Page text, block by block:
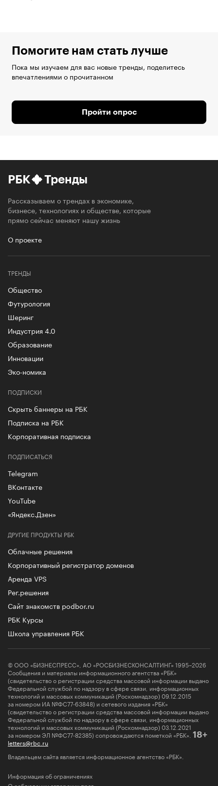
Помогите нам стать лучше
Пока мы изучаем для вас новые тренды, поделитесь
впечатлениями о прочитанном
Пройти опрос
РБК Тренды
Рассказываем о трендах в экономике,
бизнесе, технологиях и обществе, которые
прямо сейчас меняют нашу жизнь
О проекте
ТРЕНДЫ
Общество
Футурология
Шеринг
Индустрия 4.0
Образование
Инновации
Эко-номика
ПОДПИСКИ
Скрыть баннеры на РБК
Подписка на РБК
Корпоративная подписка
ДРУГИЕ ПРОДУКТЫ РБК
Облачные решения
Корпоративный регистратор доменов
Аренда VPS
Рег.решения
Сайт знакомств podbor.ru
РБК Курсы
Школа управления РБК
ПОДПИСАТЬСЯ
Telegram
ВКонтакте
YouTube
«Яндекс.Дзен»
© ООО «БИЗНЕСПРЕСС», АО «РОСБИЗНЕСКОНСАЛТИНГ» 1995–2026
Сообщения и материалы информационного агентства «РБК»
(свидетельство о регистрации средства массовой информации выдано
Федеральной службой по надзору в сфере связи, информационных
технологий и массовых коммуникаций (Роскомнадзор) 09.12.2015
за номером ИА №ФС77-63848) и сетевого издания «РБК»
(свидетельство о регистрации средства массовой информации выдано
Федеральной службой по надзору в сфере связи, информационных
технологий и массовых коммуникаций (Роскомнадзор) 03.12.2021
за номером ЭЛ №ФС77-82385) сопровождаются пометкой «РБК». 18+
letters@rbc.ru
Владельцем сайта является информационное агентство «РБК».
Информация об ограничениях